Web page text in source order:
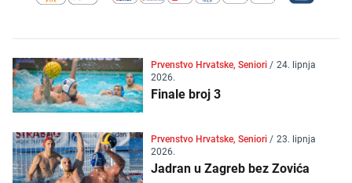
Prvenstvo Hrvatske, Seniori / 24. lipnja
2026.
Finale broj 3
Prvenstvo Hrvatske, Seniori / 23. lipnja
2026.
Jadran u Zagreb bez Zovića